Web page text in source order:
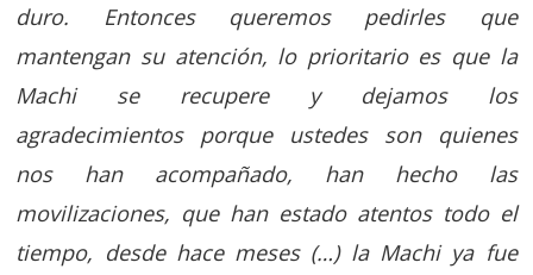
duro. Entonces queremos pedirles que
mantengan su atención, lo prioritario es que la
Machi se recupere y dejamos los
agradecimientos porque ustedes son quienes
nos han acompañado, han hecho las
movilizaciones, que han estado atentos todo el
tiempo, desde hace meses (…) la Machi ya fue